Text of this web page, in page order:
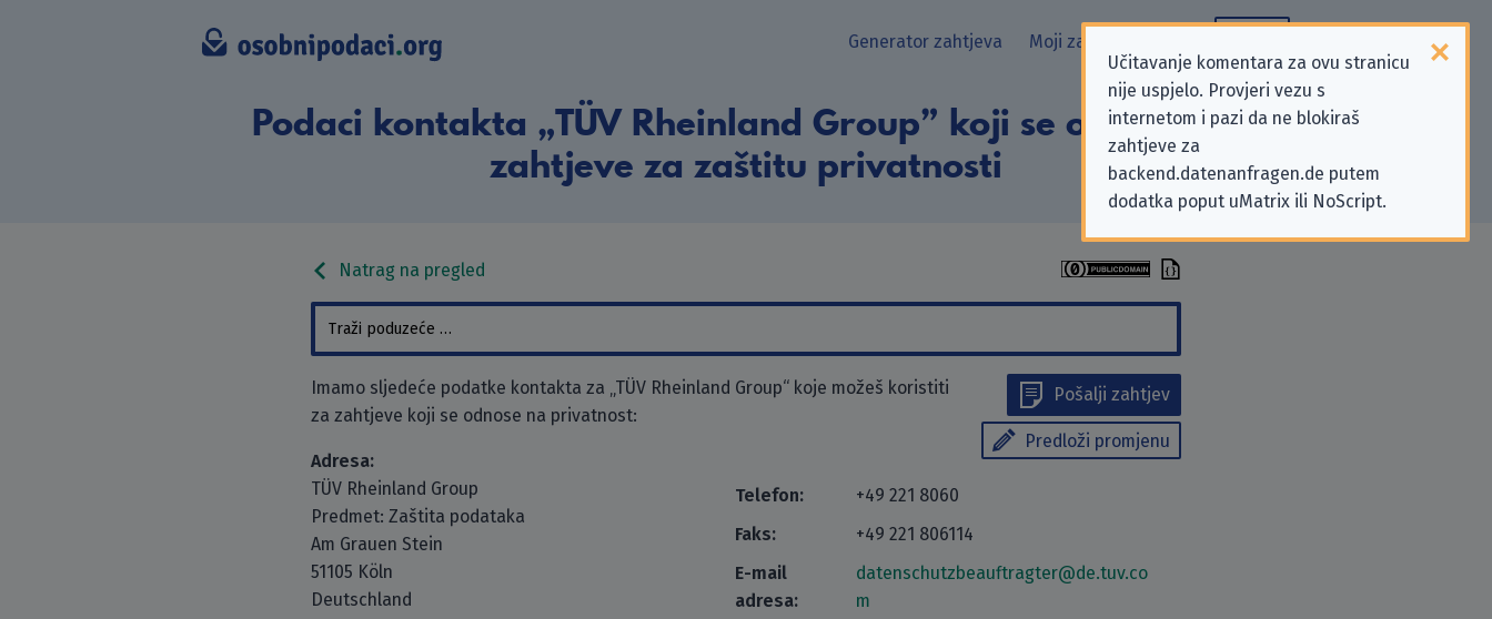
Učitavanje komentara za ovu stranicu
nije uspjelo. Provjeri vezu s
internetom i pazi da ne blokiraš
zahtjeve za
backend.datenanfragen.de putem
dodatka poput uMatrix ili NoScript.
Generator zahtjeva Moji zahtjevi
Podaci kontakta „TÜV Rheinland Group” koji se odnose na
zahtjeve za zaštitu privatnosti
Natrag na pregled
Pošalji zahtjev
Predloži promjenu
Imamo sljedeće podatke kontakta za „TÜV Rheinland Group“ koje možeš koristiti
za zahtjeve koji se odnose na privatnost:
Adresa:
TÜV Rheinland Group
Predmet: Zaštita podataka
Am Grauen Stein
51105 Köln
Deutschland
Telefon:
+49 221 8060
Faks:
+49 221 806114
E-mail
adresa:
datenschutzbeauftragter@de.tuv.co
m